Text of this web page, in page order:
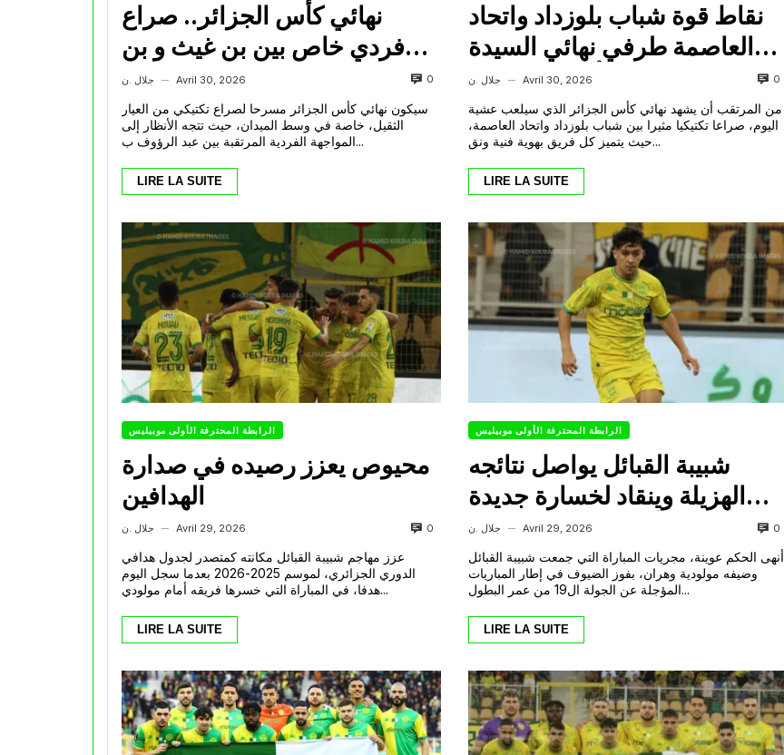
نهائي كأس الجزائر.. صراع
فردي خاص بين بن غيث و بن
زازة في وسط الميدان فمن
يتفوق؟
جلال .ن — Avril 30, 2026 0
سيكون نهائي كأس الجزائر مسرحا لصراع تكتيكي من العيار
الثقيل، خاصة في وسط الميدان، حيث تتجه الأنظار إلى
المواجهة الفردية المرتقبة بين عبد الرؤوف ب...
LIRE LA SUITE
نقاط قوة شباب بلوزداد واتحاد
العاصمة طرفي نهائي السيدة
الكأس الجزائرية
جلال .ن — Avril 30, 2026 0
من المرتقب أن يشهد نهائي كأس الجزائر الذي سيلعب عشية
اليوم، صراعا تكتيكيا مثيرا بين شباب بلوزداد واتحاد العاصمة،
حيث يتميز كل فريق بهوية فنية ونق...
LIRE LA SUITE
الرابطة المحترفة الأولى موبيليس
محيوص يعزز رصيده في صدارة
الهدافين
جلال .ن — Avril 29, 2026 0
عزز مهاجم شبيبة القبائل مكانته كمتصدر لجدول هدافي
الدوري الجزائري، لموسم 2025-2026 بعدما سجل اليوم
هدفا، في المباراة التي خسرها فريقه أمام مولودي...
LIRE LA SUITE
الرابطة المحترفة الأولى موبيليس
شبيبة القبائل يواصل نتائجه
الهزيلة وينقاد لخسارة جديدة
أمام مولودية وهران
جلال .ن — Avril 29, 2026 0
أنهى الحكم عوينة، مجريات المباراة التي جمعت شبيبة القبائل
وضيفه مولودية وهران، بفوز الضيوف في إطار المباريات
المؤجلة عن الجولة ال19 من عمر البطول...
LIRE LA SUITE